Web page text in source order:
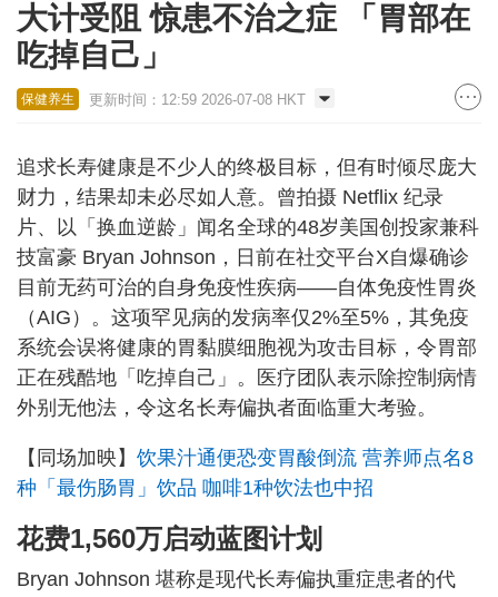
大计受阻 惊患不治之症 「胃部在
吃掉自己」
保健养生 更新时间：12:59 2026-07-08 HKT
追求长寿健康是不少人的终极目标，但有时倾尽庞大
财力，结果却未必尽如人意。曾拍摄 Netflix 纪录
片、以「换血逆龄」闻名全球的48岁美国创投家兼科
技富豪 Bryan Johnson，日前在社交平台X自爆确诊
目前无药可治的自身免疫性疾病——自体免疫性胃炎
（AIG）。这项罕见病的发病率仅2%至5%，其免疫
系统会误将健康的胃黏膜细胞视为攻击目标，令胃部
正在残酷地「吃掉自己」。医疗团队表示除控制病情
外别无他法，令这名长寿偏执者面临重大考验。
【同场加映】 饮果汁通便恐变胃酸倒流 营养师点名8
种「最伤肠胃」饮品 咖啡1种饮法也中招
花费1,560万启动蓝图计划
Bryan Johnson 堪称是现代长寿偏执重症患者的代